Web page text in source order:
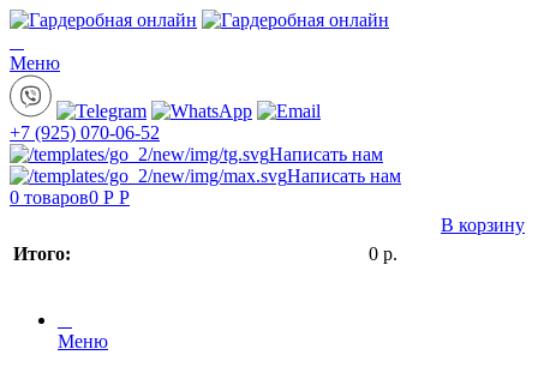
Меню
+7 (925) 070-06-52
Написать нам
Написать нам
0 товаров0 Р Р
В корзину
Итого:
0 р.
Меню